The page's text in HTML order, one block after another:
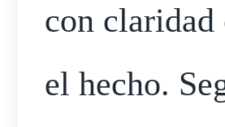
con claridad
el hecho.